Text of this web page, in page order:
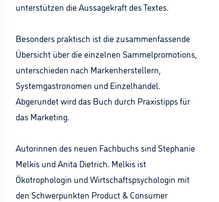
unterstützen die Aussagekraft des Textes.
Besonders praktisch ist die zusammenfassende
Übersicht über die einzelnen Sammelpromotions,
unterschieden nach Markenherstellern,
Systemgastronomen und Einzelhandel.
Abgerundet wird das Buch durch Praxistipps für
das Marketing.
Autorinnen des neuen Fachbuchs sind Stephanie
Melkis und Anita Dietrich. Melkis ist
Ökotrophologin und Wirtschaftspsychologin mit
den Schwerpunkten Product & Consumer